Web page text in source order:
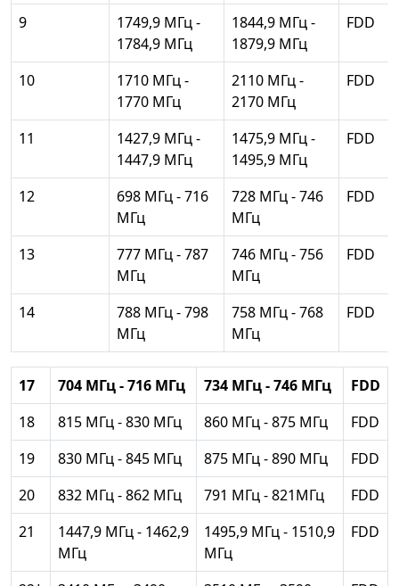
9
1749,9 МГц -
1784,9 МГц
1844,9 МГц -
1879,9 МГц
FDD
10
1710 МГц -
1770 МГц
2110 МГц -
2170 МГц
FDD
11
1427,9 МГц -
1447,9 МГц
1475,9 МГц -
1495,9 МГц
FDD
12
698 МГц - 716
МГц
728 МГц - 746
МГц
FDD
13
777 МГц - 787
МГц
746 МГц - 756
МГц
FDD
14
788 МГц - 798
МГц
758 МГц - 768
МГц
FDD
17 704 МГц - 716 МГц 734 МГц - 746 МГц
FDD
18
815 МГц - 830 МГц 860 МГц - 875 МГц
FDD
19
830 МГц - 845 МГц 875 МГц - 890 МГц
FDD
20
832 МГц - 862 МГц 791 МГц - 821МГц
FDD
21
1447,9 МГц - 1462,9
МГц
1495,9 МГц - 1510,9
МГц
FDD